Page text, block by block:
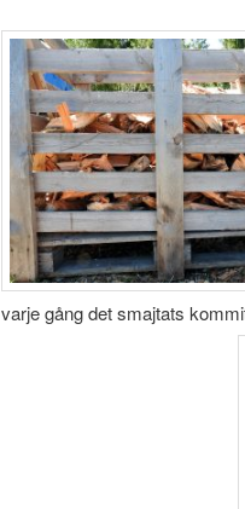
varje gång det smajtats